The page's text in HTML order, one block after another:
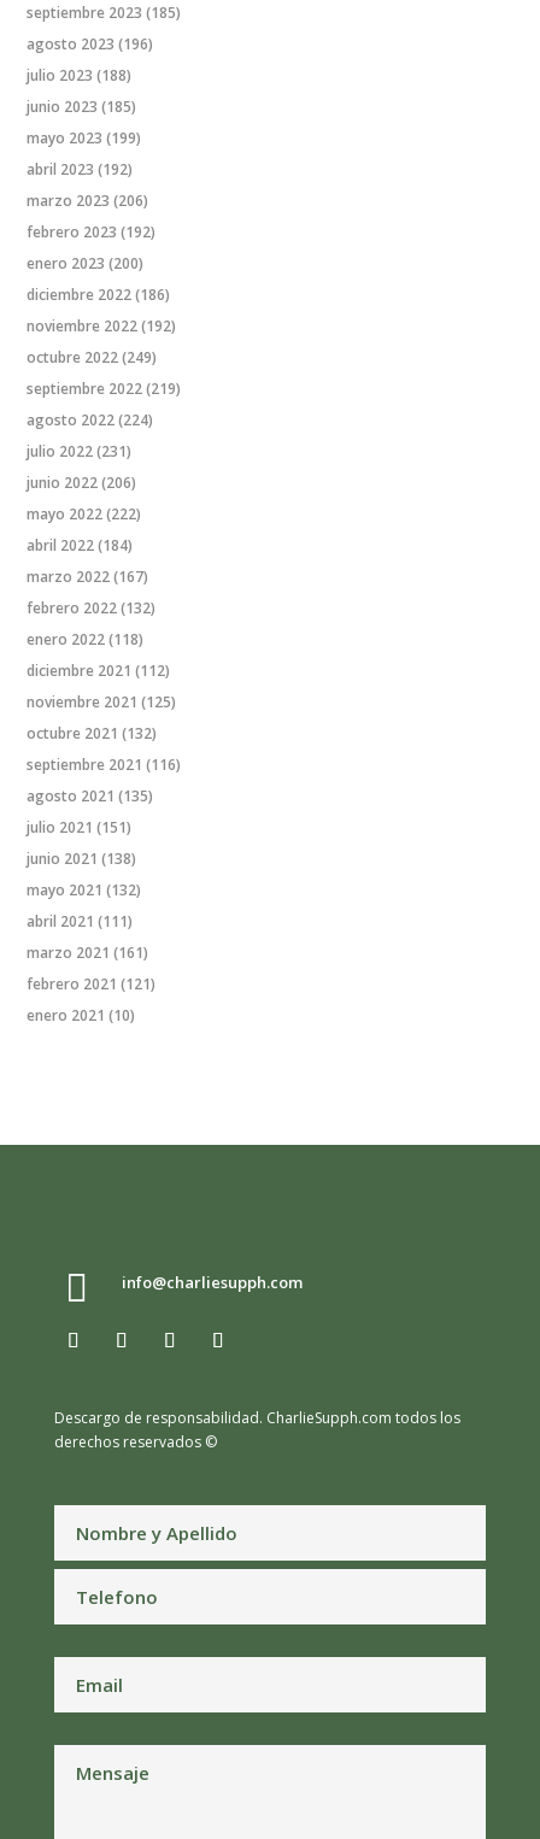
septiembre 2023 (185)
agosto 2023 (196)
julio 2023 (188)
junio 2023 (185)
mayo 2023 (199)
abril 2023 (192)
marzo 2023 (206)
febrero 2023 (192)
enero 2023 (200)
diciembre 2022(186)
noviembre 2022(192)
octubre 2022(249)
septiembre 2022(219)
agosto 2022(224)
julio 2022(231)
junio 2022(206)
mayo 2022(222)
abril 2022(184)
marzo 2022(167)
febrero 2022(132)
enero 2022(118)
diciembre 2021 (112)
noviembre 2021 (125)
octubre 2021 (132)
septiembre 2021 (116)
agosto 2021 (135)
julio 2021 (151)
junio 2021 (138)
mayo 2021 (132)
abril 2021 (111)
marzo 2021 (161)
febrero 2021 (121)
enero 2021 (10)
 info@charliesupph.com
Descargo de responsabilidad. CharlieSupph.com todos los
derechos reservados ©